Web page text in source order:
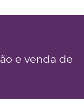
e venda de